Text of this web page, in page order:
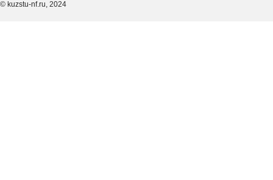
© kuzstu-nf.ru, 2024